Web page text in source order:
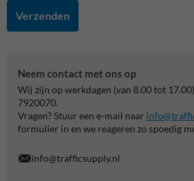
Verzenden
Neem contact met ons op
Wij zijn op werkdagen (van 8.00 tot
7920070.
Vragen? Stuur een e-mail naar
formulier in en we reageren zo spoedig
info@trafficsupply.nl